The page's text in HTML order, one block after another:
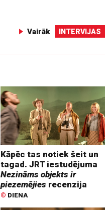
Vairāk INTERVIJAS
Kāpēc tas notiek šeit un
tagad. JRT iestudējuma
Nezināms objekts ir
piezemējies recenzija
© DIENA